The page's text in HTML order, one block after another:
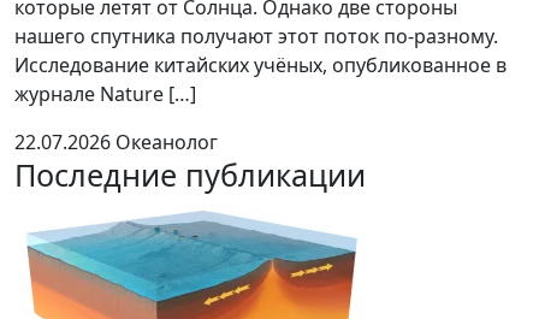
которые летят от Солнца. Однако две стороны
нашего спутника получают этот поток по-разному.
Исследование китайских учёных, опубликованное в
журнале Nature […]
22.07.2026 Океанолог
Последние публикации